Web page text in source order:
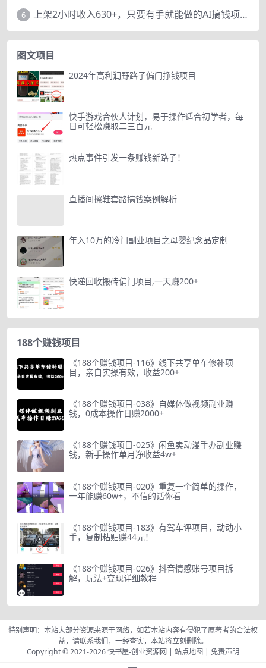
6 上架2小时收入630+，只要有手就能做的AI搞钱项目，奶奶看完都能学会!
图文项目
2024年高利润野路子偏门挣钱项目
快手游戏合伙人计划，易于操作适合初学者，每
日可轻松赚取二三百元
热点事件引发一条赚钱新路子！
直播间擦鞋套路搞钱案例解析
年入10万的冷门副业项目之母婴纪念品定制
快递回收搬砖偏门项目,一天赚200+
188个赚钱项目
《188个赚钱项目-116》线下共享单车修补项
目，亲自实操有效，收益200+
《188个赚钱项目-038》自媒体做视频副业赚
钱，0成本操作日赚2000+
《188个赚钱项目-025》闲鱼卖动漫手办副业赚
钱，新手操作单月净收益4w+
《188个赚钱项目-020》重复一个简单的操作，
一年能赚60w+，不信的话你看
《188个赚钱项目-183》有驾车评项目，动动小
手，复制粘贴赚44元！
《188个赚钱项目-026》抖音情感账号项目拆
解，玩法+变现详细教程
特别声明：本站大部分资源来源于网络，如若本站内容有侵犯了原著者的合法权
益，请联系我们，一经查实，本站将立刻删除。
Copyright © 2021-2026快书屋-创业资源网 | 站点地图 | 免责声明